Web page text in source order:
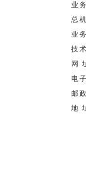
业
总
业
技
网
电
邮
地